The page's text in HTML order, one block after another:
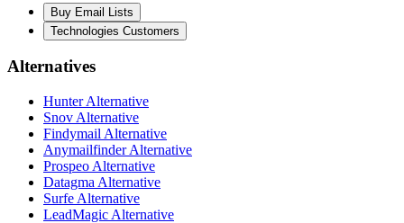
Buy Email Lists
Technologies Customers
Alternatives
Hunter Alternative
Snov Alternative
Findymail Alternative
Anymailfinder Alternative
Prospeo Alternative
Datagma Alternative
Surfe Alternative
LeadMagic Alternative